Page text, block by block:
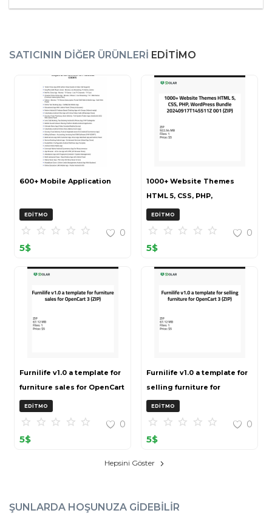
SATICININ DIĞER ÜRÜNLERI EDITIMO
600+ Mobile Application
EDITMO
0
5$
1000+ Website Themes
HTML 5, CSS, PHP,
WordPress Bundle
20240917T145511Z 001 (ZIP)
EDITMO
0
5$
Furnilife v1.0 a template for
furniture sales for OpenCart
3 (ZIP)
EDITMO
0
5$
Furnilife v1.0 a template for
selling furniture for
OpenCart 3 (ZIP)
EDITMO
0
5$
Hepsini Göster
ŞUNLARDA HOŞUNUZA GIDEBILIR